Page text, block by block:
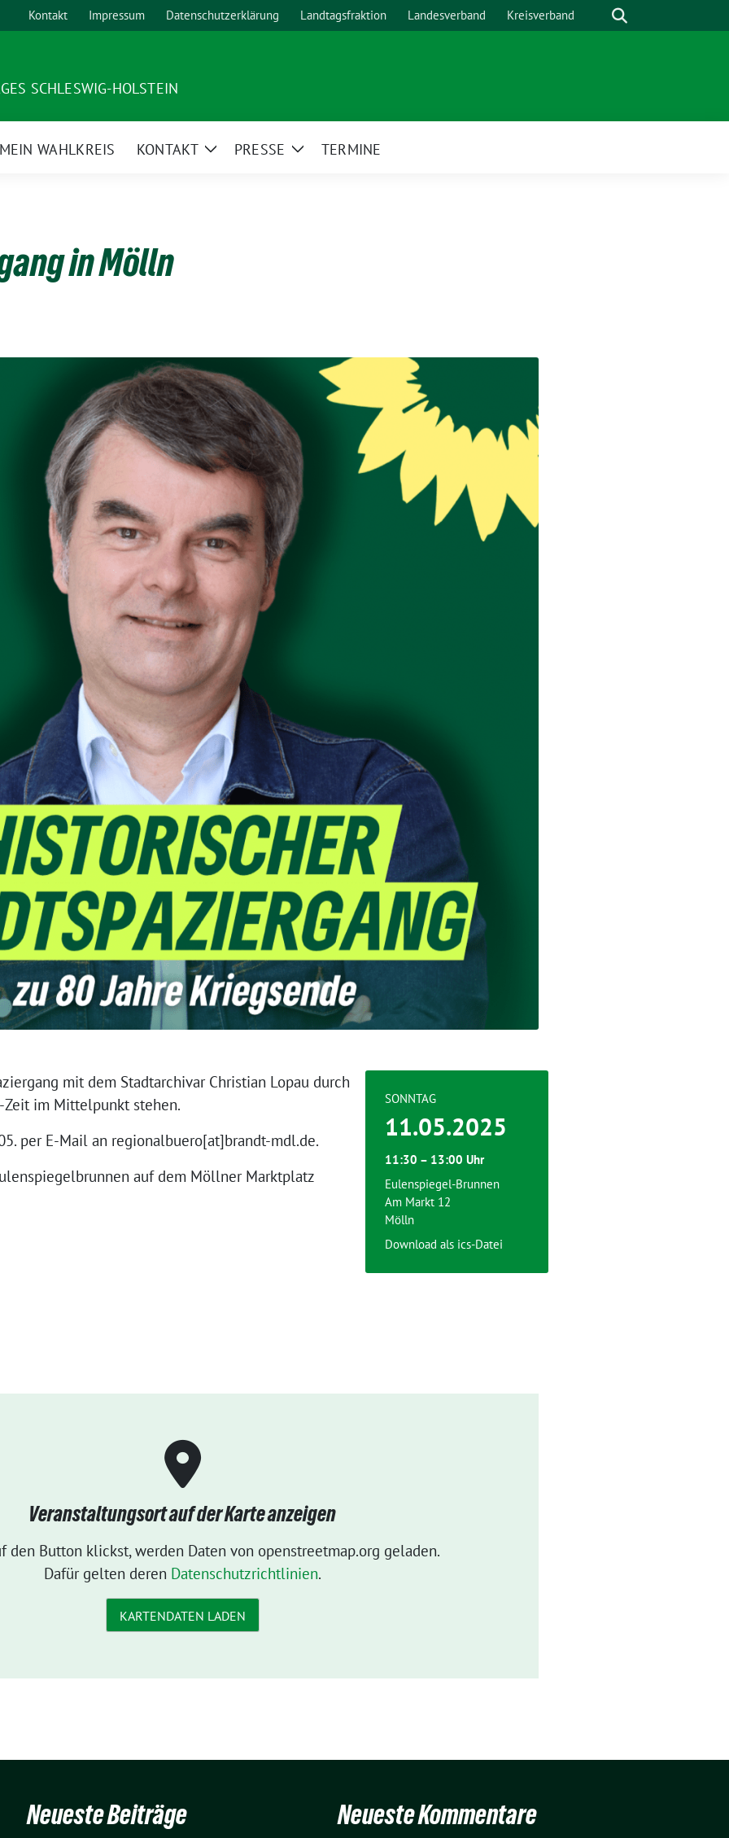
Kontakt Impressum Datenschutzerklärung Landtagsfraktion Landesverband Kreisverband Suche
SCHLESWIG-HOLSTEIN
MEIN WAHLKREIS KONTAKT
ZeigePRESSE
ZeigeTERMINE
in Mölln
mit dem Stadtarchivar Christian Lopau durch
im Mittelpunkt stehen.
per E-Mail an regionalbuero[at]brandt-mdl.de.
auf dem Möllner Marktplatz
SONNTAG
11.05.2025
11:30 – 13:00 Uhr
Eulenspiegel-Brunnen
Am Markt 12
Mölln
Download als ics-Datei
Veranstaltungsort auf der Karte anzeigen
den Button klickst, werden Daten von openstreetmap.org geladen.
Dafür gelten deren Datenschutzrichtlinien.
KARTENDATEN LADEN
Neueste Beiträge Neueste Kommentare